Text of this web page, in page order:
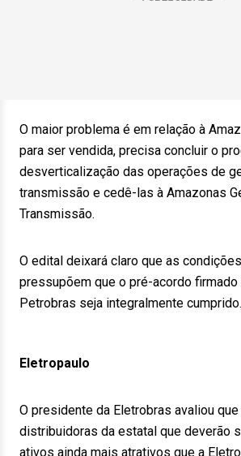
O maior problema é em relação à
para ser vendida, precisa concluir o
desverticalização das operações de
transmissão e cedê-las à Amazonas
Transmissão.
O edital deixará claro que as
pressupõem que o pré-acordo
Petrobras seja integralmente cumprido.
Eletropaulo
O presidente da Eletrobras avaliou
distribuidoras da estatal que deverão
ativos ainda mais atrativos que a